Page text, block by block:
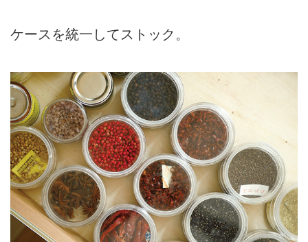
ケースを統一してストック。